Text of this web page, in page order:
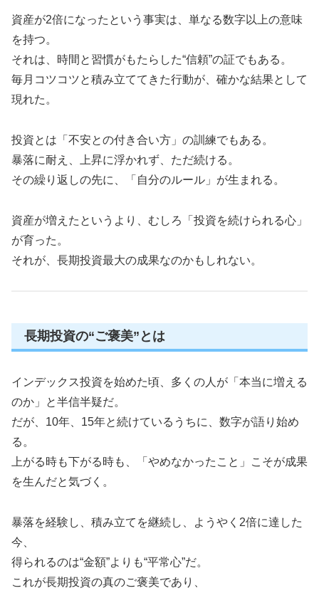
資産が2倍になったという事実は、単なる数字以上の意味
を持つ。
それは、時間と習慣がもたらした“信頼”の証でもある。
毎月コツコツと積み立ててきた行動が、確かな結果として
現れた。
投資とは「不安との付き合い方」の訓練でもある。
暴落に耐え、上昇に浮かれず、ただ続ける。
その繰り返しの先に、「自分のルール」が生まれる。
資産が増えたというより、むしろ「投資を続けられる心」
が育った。
それが、長期投資最大の成果なのかもしれない。
長期投資の“ご褒美”とは
インデックス投資を始めた頃、多くの人が「本当に増える
のか」と半信半疑だ。
だが、10年、15年と続けているうちに、数字が語り始め
る。
上がる時も下がる時も、「やめなかったこと」こそが成果
を生んだと気づく。
暴落を経験し、積み立てを継続し、ようやく2倍に達した
今、
得られるのは“金額”よりも“平常心”だ。
これが長期投資の真のご褒美であり、